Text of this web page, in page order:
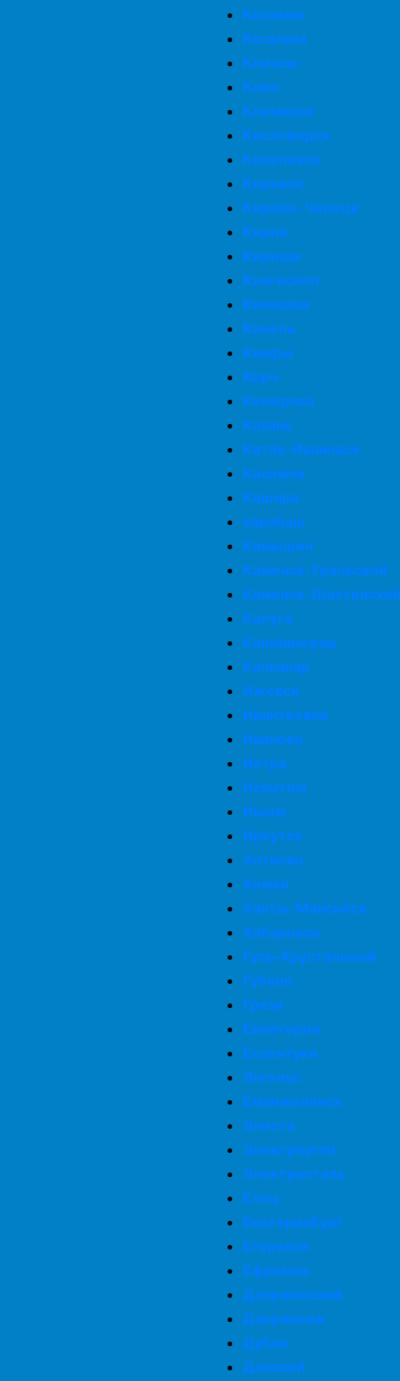
Коломна
Когалым
Клинсы
Клин
Климовск
Кисловодск
Киселевск
Кировск
Кирово-Чепецк
Киров
Кириши
Кингисепп
Кинешма
Кинель
Кимры
Керч
Кемерово
Казань
Катав-Ивановск
Касимов
Кашира
карабаш
Камышин
Каменск-Уральский
Каменск-
Калуга
Калининград
Качканар
Ижевск
Ивантеевка
Иваново
Истра
Искитим
Ишим
Иркутск
Хотково
Химки
Ханты-Мансийск
Хабаровск
Гусь-Хрустальный
Губкин
Грязи
Евпатория
Ессентуки
Энгельс
Еманжелинск
Элиста
Электроугли
Электросталь
Елец
Екатеринбург
Егоревск
Ефремов
Дзержинский
Дзержинск
Дубна
Донской